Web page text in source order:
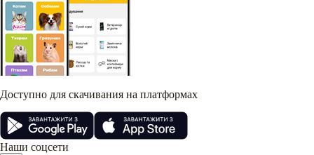
Доступно для скачивания на платформах
Наши соцсети